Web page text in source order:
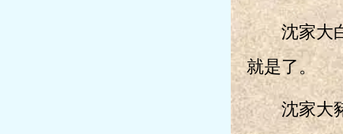
沈家大白
就是了。
沈家大豬